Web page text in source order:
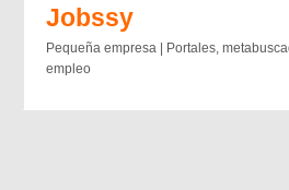
Jobssy
Pequeña empresa | Portales,
empleo